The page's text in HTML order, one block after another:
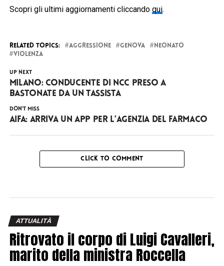
Scopri gli ultimi aggiornamenti cliccando qui.
RELATED TOPICS: AGGRESSIONE GENOVA
NEONATO
VIOLENZA
UP NEXT
Milano: conducente di NCC preso a
bastonate da un tassista
DON'T MISS
AIFA: arriva un app per l’agenzia del farmaco
CLICK TO COMMENT
ATTUALITÀ
Ritrovato il corpo di Luigi Cavalleri,
marito della ministra Roccella